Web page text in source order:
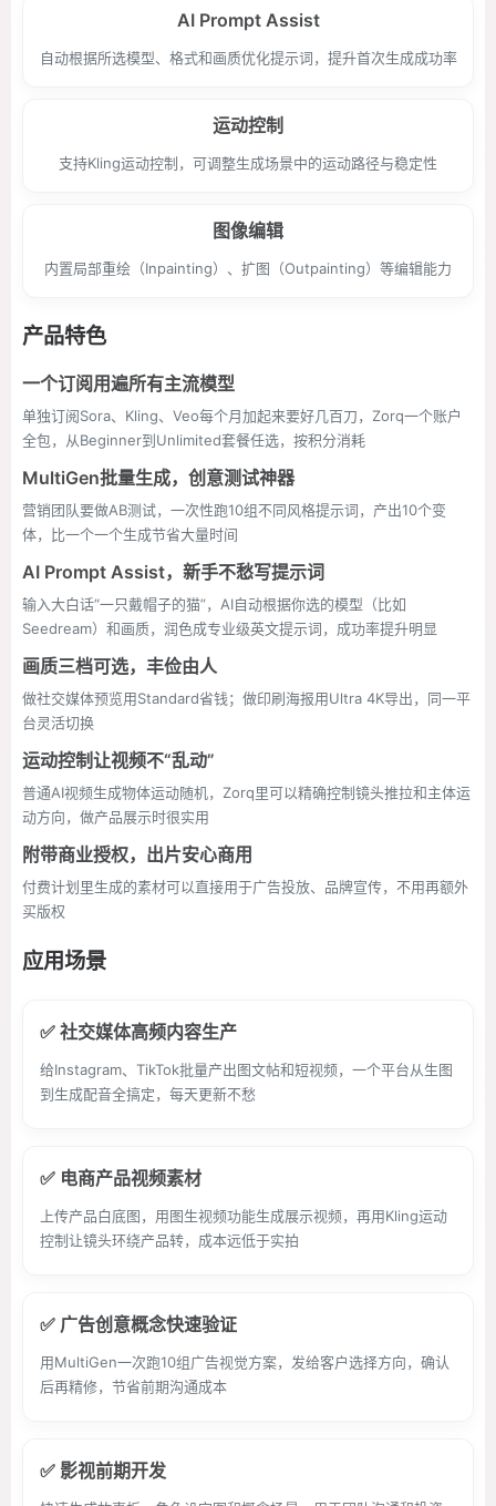
AI Prompt Assist
自动根据所选模型、格式和画质优化提示词，提升首次生成成功率
运动控制
支持Kling运动控制，可调整生成场景中的运动路径与稳定性
图像编辑
内置局部重绘（Inpainting）、扩图（Outpainting）等编辑能力
产品特色
一个订阅用遍所有主流模型
单独订阅Sora、Kling、Veo每个月加起来要好几百刀，Zorq一个账户
全包，从Beginner到Unlimited套餐任选，按积分消耗
MultiGen批量生成，创意测试神器
营销团队要做AB测试，一次性跑10组不同风格提示词，产出10个变
体，比一个一个生成节省大量时间
AI Prompt Assist，新手不愁写提示词
输入大白话“一只戴帽子的猫”，AI自动根据你选的模型（比如
Seedream）和画质，润色成专业级英文提示词，成功率提升明显
画质三档可选，丰俭由人
做社交媒体预览用Standard省钱；做印刷海报用Ultra 4K导出，同一平
台灵活切换
运动控制让视频不“乱动”
普通AI视频生成物体运动随机，Zorq里可以精确控制镜头推拉和主体运
动方向，做产品展示时很实用
附带商业授权，出片安心商用
付费计划里生成的素材可以直接用于广告投放、品牌宣传，不用再额外
买版权
应用场景
✅ 社交媒体高频内容生产
给Instagram、TikTok批量产出图文帖和短视频，一个平台从生图
到生成配音全搞定，每天更新不愁
✅ 电商产品视频素材
上传产品白底图，用图生视频功能生成展示视频，再用Kling运动
控制让镜头环绕产品转，成本远低于实拍
✅ 广告创意概念快速验证
用MultiGen一次跑10组广告视觉方案，发给客户选择方向，确认
后再精修，节省前期沟通成本
✅ 影视前期开发